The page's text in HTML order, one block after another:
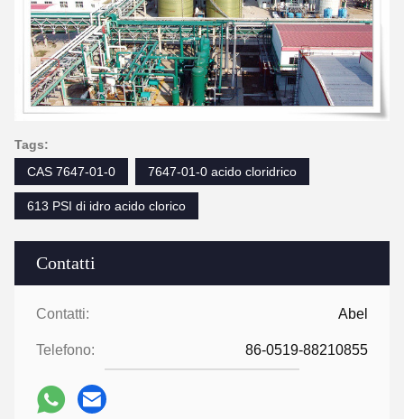
Contatti
Contatti: Abel
Telefono: 86-0519-88210855
Tags:
CAS 7647-01-0
7647-01-0 acido cloridrico
613 PSI di idro acido clorico